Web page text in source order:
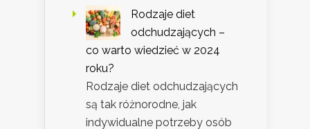
Rodzaje diet
odchudzających –
co warto wiedzieć w 2024
roku?
Rodzaje diet odchudzających
są tak różnorodne, jak
indywidualne potrzeby osób